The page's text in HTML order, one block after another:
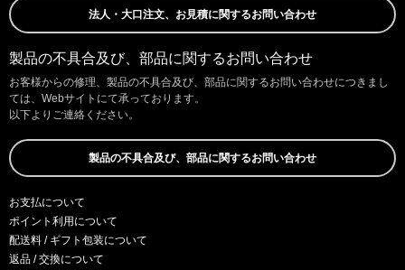
法人・大口注文、お見積に関するお問い合わせ
製品の不具合及び、部品に関するお問い合わせ
お客様からの修理、製品の不具合及び、部品に関するお問い合わせにつきまし
ては、Webサイトにて承っております。
以下よりご連絡ください。
製品の不具合及び、部品に関するお問い合わせ
お支払について
ポイント利用について
配送料 / ギフト包装について
返品 / 交換について